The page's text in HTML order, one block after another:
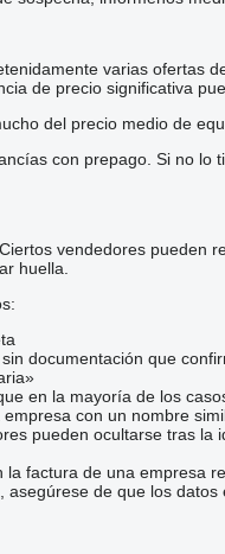
varias ofertas
de precio significativa
del precio medio de
con prepago. Si no
vendedores pueden
huella.
documentación que
en la mayoría de los
con un nombre
pueden ocultarse tras
la factura de una empresa
de que los